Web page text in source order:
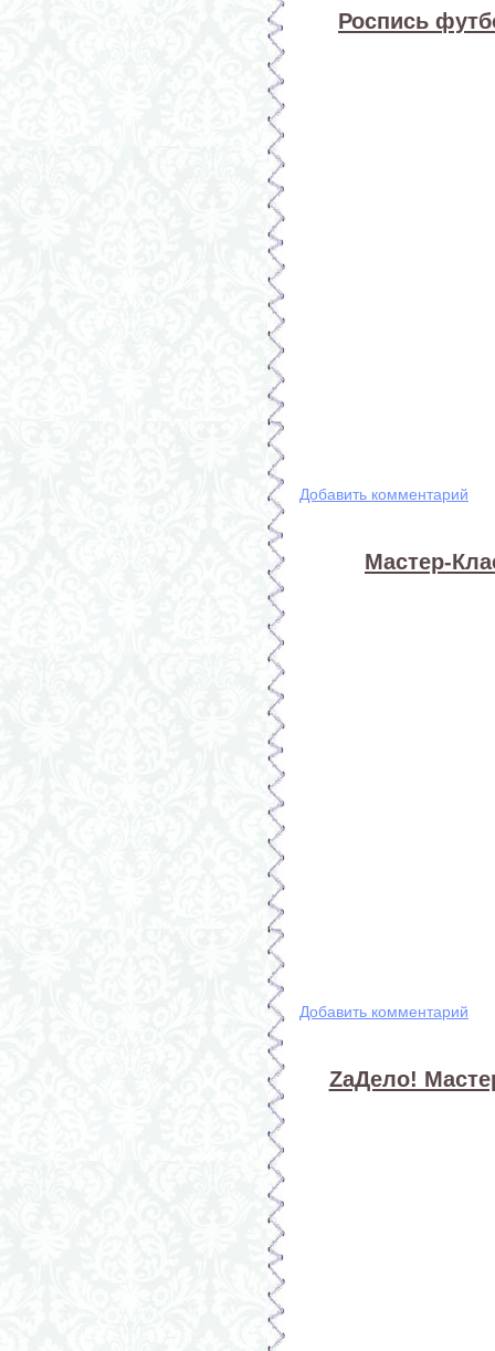
Роспись
Добавить комментарий
Мастер-
Добавить комментарий
ZaДело!